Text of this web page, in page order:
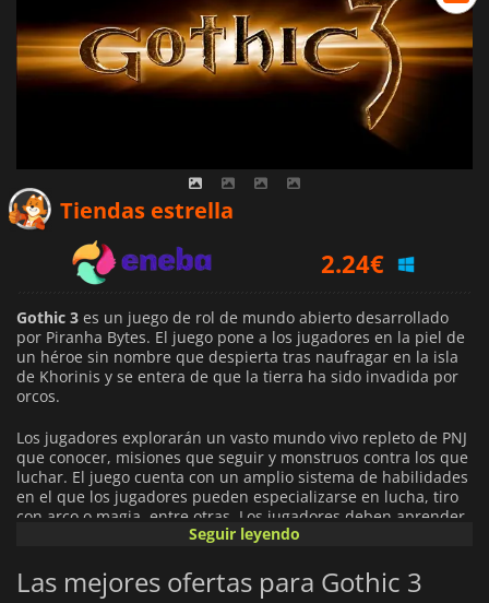
Tiendas estrella
2.24€
3.09€
Gothic 3 es un juego de rol de mundo abierto desarrollado
por Piranha Bytes. El juego pone a los jugadores en la piel de
un héroe sin nombre que despierta tras naufragar en la isla
de Khorinis y se entera de que la tierra ha sido invadida por
orcos.
Los jugadores explorarán un vasto mundo vivo repleto de PNJ
que conocer, misiones que seguir y monstruos contra los que
luchar. El juego cuenta con un amplio sistema de habilidades
en el que los jugadores pueden especializarse en lucha, tiro
con arco o magia, entre otras. Los jugadores deben aprender
las habilidades de los entrenadores que se encuentran por
poderosos como para enfrentarse a sus enemigos.
Seguir leyendo
Las mejores ofertas para Gothic 3